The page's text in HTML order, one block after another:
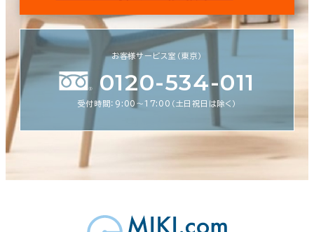
お客様サービス室（東京）
0120-534-011
受付時間：9:00〜17:00（土日祝日は除く）